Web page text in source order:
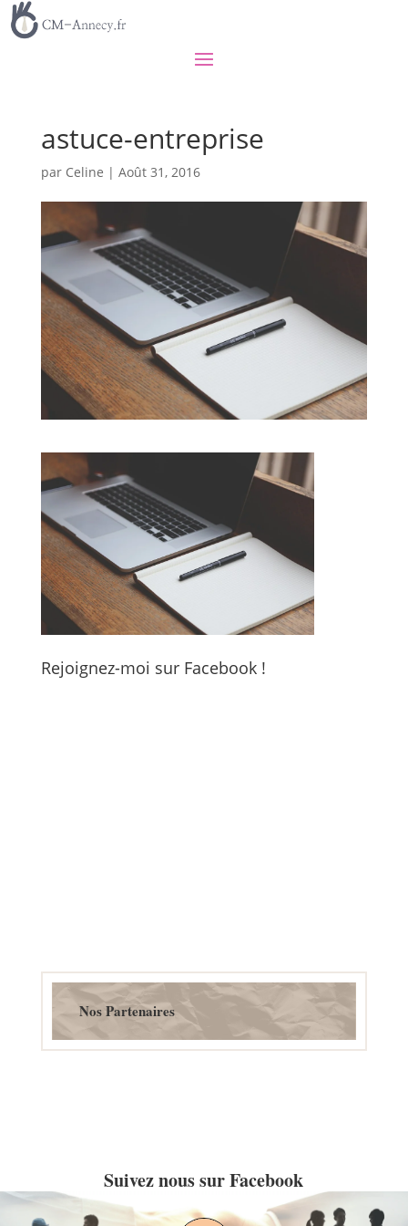
astuce-entreprise
par Celine | Août 31, 2016
Rejoignez-moi sur Facebook !
Nos Partenaires
Suivez nous sur Facebook